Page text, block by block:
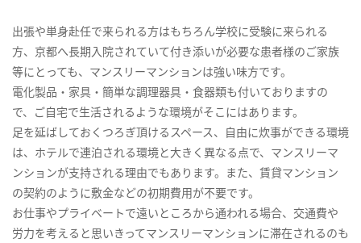
出張や単身赴任で来られる方はもちろん学校に受験に来られる
方、京都へ長期入院されていて付き添いが必要な患者様のご家族
等にとっても、マンスリーマンションは強い味方です。
電化製品・家具・簡単な調理器具・食器類も付いておりますの
で、ご自宅で生活されるような環境がそこにはあります。
足を延ばしておくつろぎ頂けるスペース、自由に炊事ができる環境
は、ホテルで連泊される環境と大きく異なる点で、マンスリーマ
ンションが支持される理由でもあります。また、賃貸マンション
の契約のように敷金などの初期費用が不要です。
お仕事やプライベートで遠いところから通われる場合、交通費や
労力を考えると思いきってマンスリーマンションに滞在されるのも